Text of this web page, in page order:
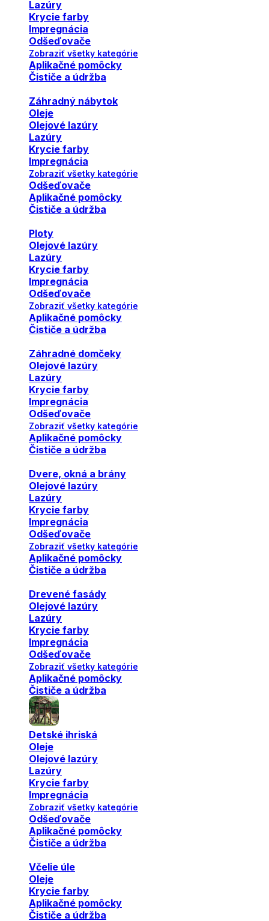
Lazúry
Krycie farby
Impregnácia
Odšeďovače
Zobraziť všetky kategórie
Aplikačné pomôcky
Čističe a údržba
Záhradný nábytok
Oleje
Olejové lazúry
Lazúry
Krycie farby
Impregnácia
Zobraziť všetky kategórie
Odšeďovače
Aplikačné pomôcky
Čističe a údržba
Ploty
Olejové lazúry
Lazúry
Krycie farby
Impregnácia
Odšeďovače
Zobraziť všetky kategórie
Aplikačné pomôcky
Čističe a údržba
Záhradné domčeky
Olejové lazúry
Lazúry
Krycie farby
Impregnácia
Odšeďovače
Zobraziť všetky kategórie
Aplikačné pomôcky
Čističe a údržba
Dvere, okná a brány
Olejové lazúry
Lazúry
Krycie farby
Impregnácia
Odšeďovače
Zobraziť všetky kategórie
Aplikačné pomôcky
Čističe a údržba
Drevené fasády
Olejové lazúry
Lazúry
Krycie farby
Impregnácia
Odšeďovače
Zobraziť všetky kategórie
Aplikačné pomôcky
Čističe a údržba
Detské ihriská
Oleje
Olejové lazúry
Lazúry
Krycie farby
Impregnácia
Zobraziť všetky kategórie
Odšeďovače
Aplikačné pomôcky
Čističe a údržba
Včelie úle
Oleje
Krycie farby
Aplikačné pomôcky
Čističe a údržba